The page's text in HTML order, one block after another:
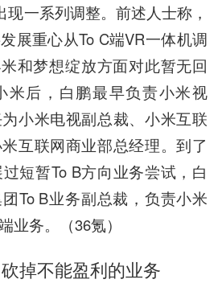
现一系列调整。前述人士称，
展重心从To C端VR一体机调
和梦想绽放方面对此暂无回
米后，白鹏最早负责小米视
小米电视副总裁、小米互联
互联网商业部总经理。到了
短暂To B方向业务尝试，白
To B业务副总裁，负责小米
业务。（36氪）
掉不能盈利的业务